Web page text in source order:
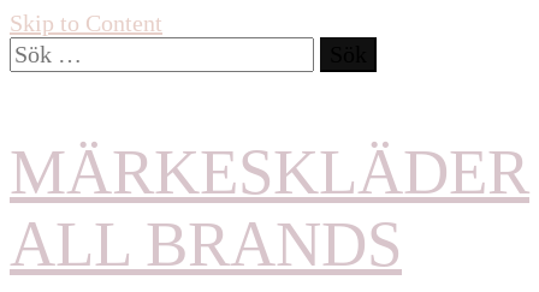
Skip to Content
Sök
efter:
MÄRKESKLÄDER
ALL BRANDS